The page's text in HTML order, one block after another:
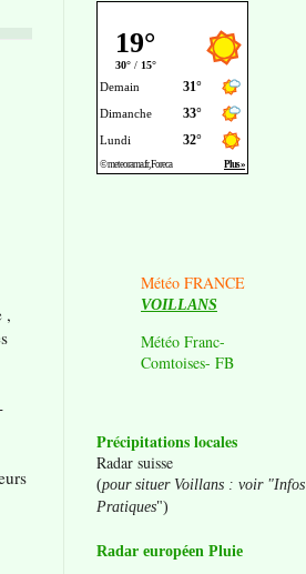
,
Météo FRANCE
VOILLANS
Météo Franc-
Comtoises- FB
Précipitations locales
Radar suisse
(pour situer Voillans : voir "Infos
Pratiques")
Radar européen Pluie